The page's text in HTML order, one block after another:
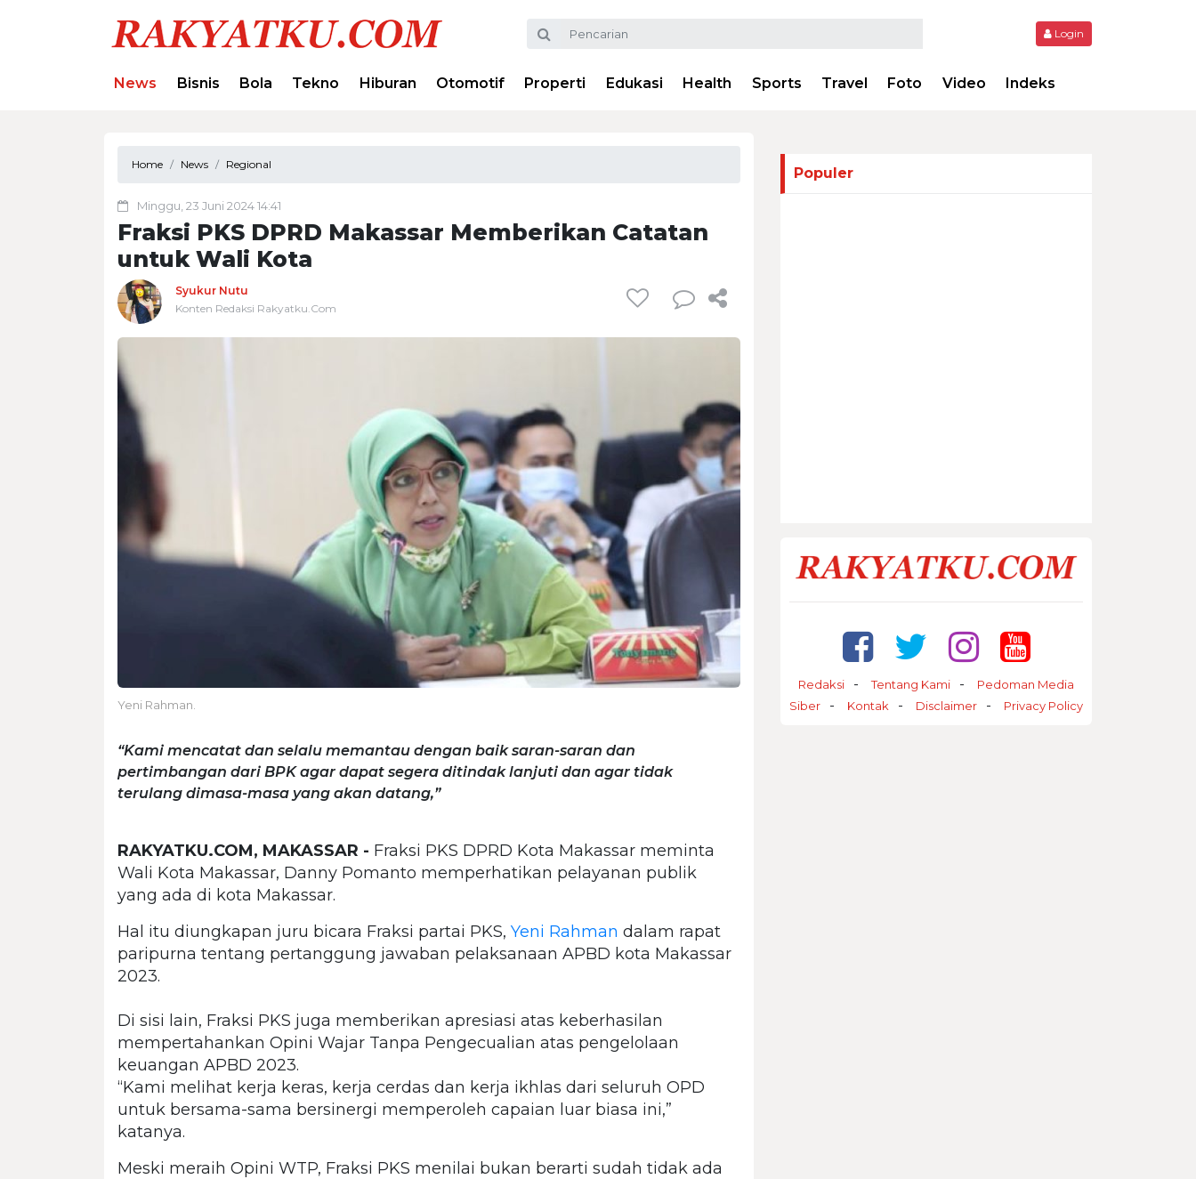
Login
News Bisnis Bola Tekno Hiburan Otomotif Properti Edukasi Health Sports Travel Foto Video Indeks
Home News Regional
Minggu, 23 Juni 2024 14:41
Fraksi PKS DPRD Makassar Memberikan Catatan
untuk Wali Kota
Syukur Nutu
Konten Redaksi Rakyatku.Com
Yeni Rahman.
“Kami mencatat dan selalu memantau dengan baik saran-saran dan
pertimbangan dari BPK agar dapat segera ditindak lanjuti dan agar tidak
terulang dimasa-masa yang akan datang,”
RAKYATKU.COM, MAKASSAR - Fraksi PKS DPRD Kota Makassar meminta
Wali Kota Makassar, Danny Pomanto memperhatikan pelayanan publik
yang ada di kota Makassar.
Hal itu diungkapan juru bicara Fraksi partai PKS, Yeni Rahman dalam rapat
paripurna tentang pertanggung jawaban pelaksanaan APBD kota Makassar
2023.
Di sisi lain, Fraksi PKS juga memberikan apresiasi atas keberhasilan
mempertahankan Opini Wajar Tanpa Pengecualian atas pengelolaan
keuangan APBD 2023.
“Kami melihat kerja keras, kerja cerdas dan kerja ikhlas dari seluruh OPD
untuk bersama-sama bersinergi memperoleh capaian luar biasa ini,”
katanya.
Meski meraih Opini WTP, Fraksi PKS menilai bukan berarti sudah tidak ada
Populer
Redaksi Tentang Kami
Pedoman Media
Siber
Kontak Disclaimer Privacy Policy